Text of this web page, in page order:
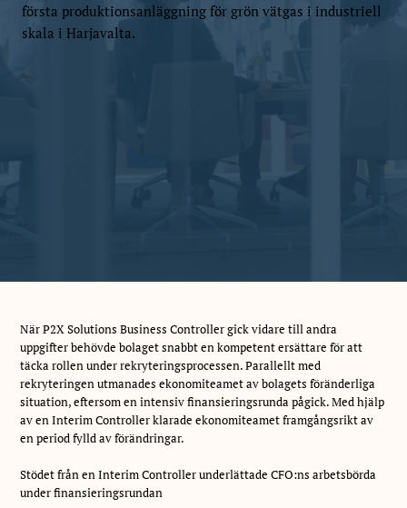
När P2X Solutions Business Controller gick vidare till andra
uppgifter behövde bolaget snabbt en kompetent ersättare för att
täcka rollen under rekryteringsprocessen. Parallellt med
rekryteringen utmanades ekonomiteamet av bolagets föränderliga
situation, eftersom en intensiv finansieringsrunda pågick. Med hjälp
av en Interim Controller klarade ekonomiteamet framgångsrikt av
en period fylld av förändringar.
Stödet från en Interim Controller underlättade CFO:ns arbetsbörda
under finansieringsrundan
första produktionsanläggning för grön vätgas i industriell
skala i Harjavalta.